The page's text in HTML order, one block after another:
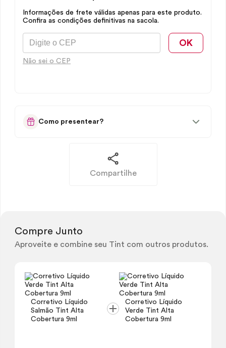
Informações de frete válidas apenas para este produto.
Confira as condições definitivas na sacola.
OK
Não sei o CEP
Como presentear?
Compartilhe
Compre Junto
Aproveite e combine seu Tint com outros produtos.
Corretivo Líquido
Salmão Tint Alta
Cobertura 9ml
Corretivo Líquido
Verde Tint Alta
Cobertura 9ml